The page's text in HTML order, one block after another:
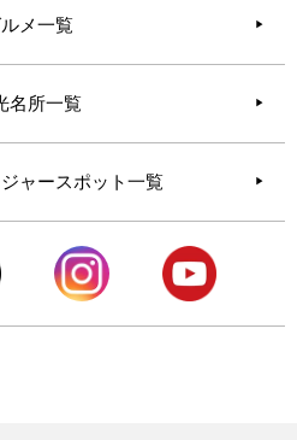
メ一覧
名所一覧
ャースポット一覧